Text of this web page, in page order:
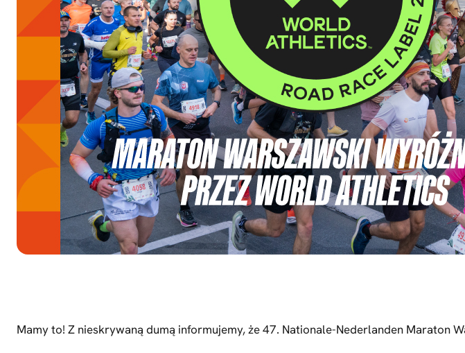
Mamy to! Z nieskrywaną dumą informujemy, że 47. Nationale-Nederlanden Maraton